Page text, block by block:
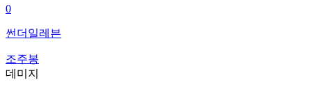
0
썬더일레븐
조주봉
데미지